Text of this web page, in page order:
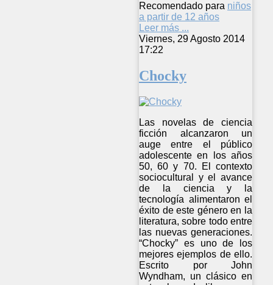
Recomendado para niños
a partir de 12 años
Leer más ...
Viernes, 29 Agosto 2014
17:22
Chocky
Las novelas de ciencia
ficción alcanzaron un
auge entre el público
adolescente en los años
50, 60 y 70. El contexto
sociocultural y el avance
de la ciencia y la
tecnología alimentaron el
éxito de este género en la
literatura, sobre todo entre
las nuevas generaciones.
“Chocky” es uno de los
mejores ejemplos de ello.
Escrito por John
Wyndham, un clásico en